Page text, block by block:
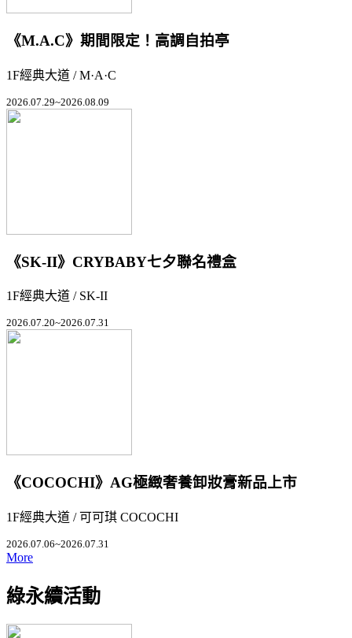
《M.A.C》期間限定！高調自拍亭
1F經典大道 / M·A·C
2026.07.29~2026.08.09
《SK-II》CRYBABY七夕聯名禮盒
1F經典大道 / SK-II
2026.07.20~2026.07.31
《COCOCHI》AG極緻奢養卸妝膏新品上市
1F經典大道 / 可可琪 COCOCHI
2026.07.06~2026.07.31
More
綠永續活動